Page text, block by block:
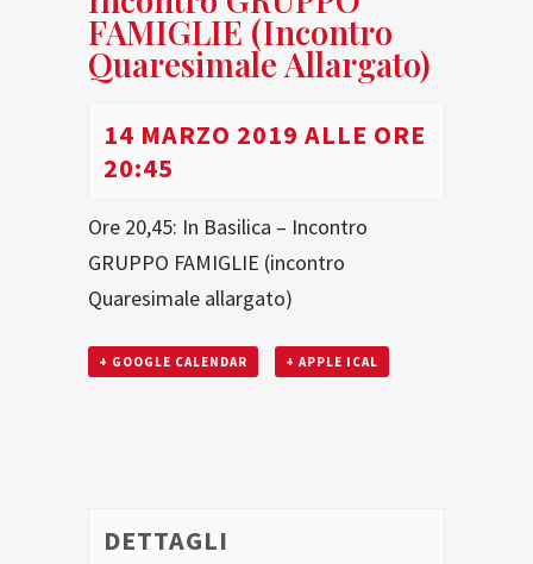
FAMIGLIE (incontro
Quaresimale Allargato)
14 MARZO 2019 ALLE ORE
20:45
Ore 20,45: In Basilica – Incontro
GRUPPO FAMIGLIE (incontro
Quaresimale allargato)
+ GOOGLE CALENDAR + APPLE ICAL
DETTAGLI